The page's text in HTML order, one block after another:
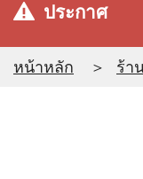
ประกาศ
หน้าหลัก ร้า